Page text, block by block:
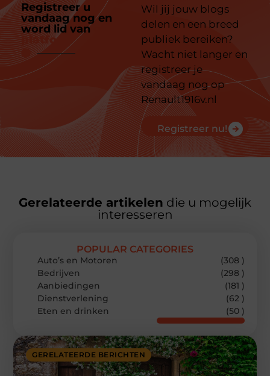
Registreer u
vandaag nog en
word lid van
platform
Wil jij jouw blogs
delen en een breed
publiek bereiken?
Wacht niet langer en
registreer je
vandaag nog op
Renault1916v.nl
Registreer nu!
Gerelateerde artikelen die u mogelijk
interesseren
GERELATEERDE BERICHTEN
POPULAR CATEGORIES
Auto’s en Motoren
(308 )
Bedrijven
(298 )
Aanbiedingen
(181 )
Dienstverlening
(62 )
Eten en drinken
(50 )